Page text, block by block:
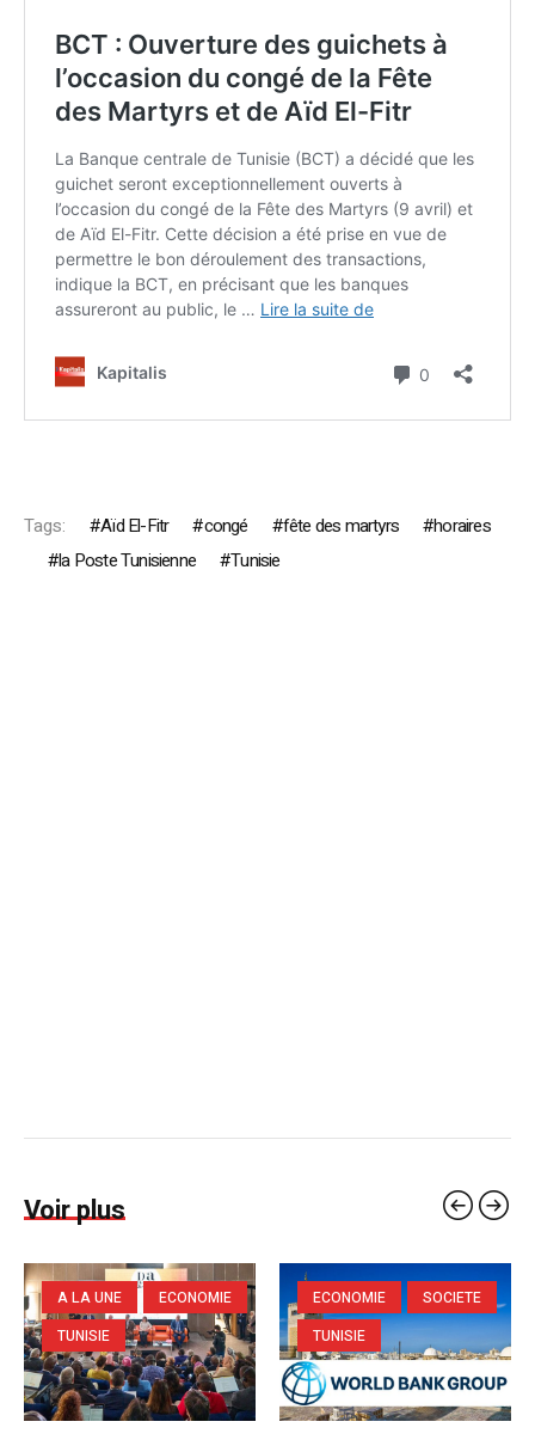
Tags: Aïd El-Fitr congé fête des martyrs
horaires
la Poste Tunisienne
Tunisie
Voir plus
A LA UNE
ECONOMIE
TUNISIE
ECONOMIE
SOCIETE
TUNISIE